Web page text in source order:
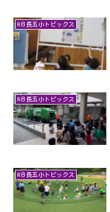
R８長五小トピックス
R８長五小トピックス
R８長五小トピックス